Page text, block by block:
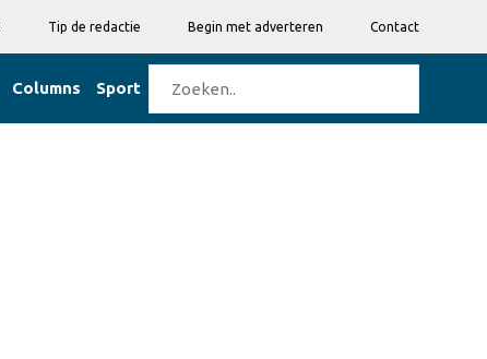
Tip de redactie Begin met adverteren Contact
Columns Sport